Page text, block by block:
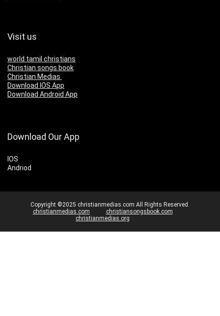
Visit us
world tamil christians
Christian songs book
Christian Medias
Download IOS App
Download Android App
Download Our App
IOS
Andriod
Copyright ©2025 christianmedias.com All Rights Reserved.
christianmedias.com
christiansongsbook.com
christianmedias.org